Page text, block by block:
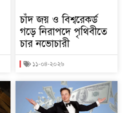
চাঁদ জয় ও বিশ্বরেকর্ড
গড়ে নিরাপদে পৃথিবীতে
চার নভোচারী
১১-০৪-২০২৬